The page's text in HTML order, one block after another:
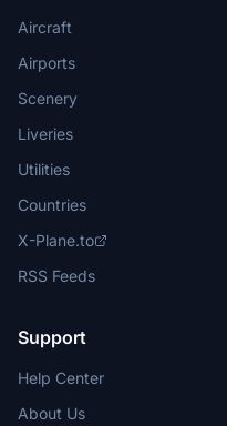
Aircraft
Airports
Scenery
Liveries
Utilities
Countries
X-Plane.to
RSS Feeds
Support
Help Center
About Us